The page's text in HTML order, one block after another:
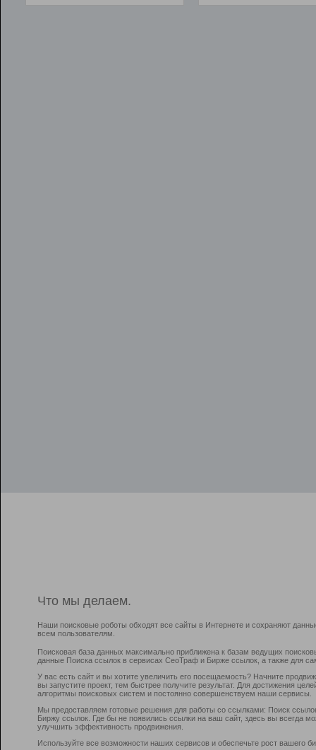
Что мы делаем.
Наши поисковые роботы обходят все сайты в Интернете и сохраняют
всем пользователям.
Поисковая база данных максимально приближена к базам ведущих
данные Поиска ссылок в сервисах СеоТраф и Бирже ссылок, а также для
У вас есть сайт и вы хотите увеличить его посещаемость? Начните
вы запустите проект, тем быстрее получите результат. Для достижения
алгоритмы поисковых систем и постоянно совершенствуем наши сервисы.
Мы предоставляем готовые решения для работы со ссылками: Поиск
Биржу ссылок. Где бы не появились ссылки на ваш сайт, здесь вы всегда
улучшить эффективность продвижения.
Используйте все возможности наших сервисов и обеспечьте рост вашего